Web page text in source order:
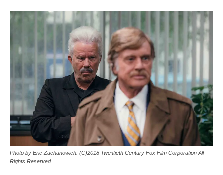
Photo by Eric Zachanowich. (C)2018 Twentieth Century Fox Film Corporation All
Rights Reserved